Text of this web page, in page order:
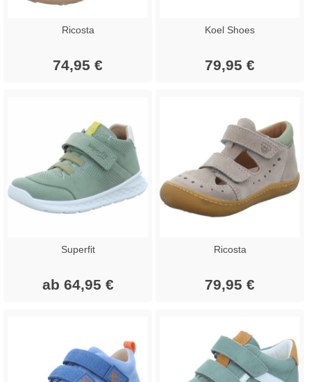
Ricosta
74,95 €
Koel Shoes
79,95 €
Superfit
ab 64,95 €
Ricosta
79,95 €